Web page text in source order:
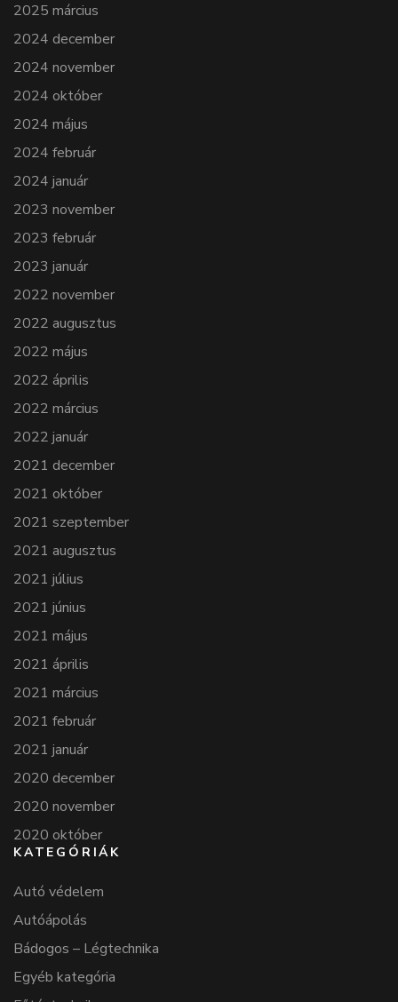
2025 március
2024 december
2024 november
2024 október
2024 május
2024 február
2024 január
2023 november
2023 február
2023 január
2022 november
2022 augusztus
2022 május
2022 április
2022 március
2022 január
2021 december
2021 október
2021 szeptember
2021 augusztus
2021 július
2021 június
2021 május
2021 április
2021 március
2021 február
2021 január
2020 december
2020 november
2020 október
KATEGÓRIÁK
Autó védelem
Autóápolás
Bádogos – Légtechnika
Egyéb kategória